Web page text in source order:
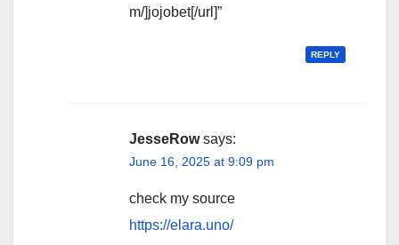
m/]jojobet[/url]”
REPLY
JesseRow says:
June 16, 2025 at 9:09 pm
check my source
https://elara.uno/